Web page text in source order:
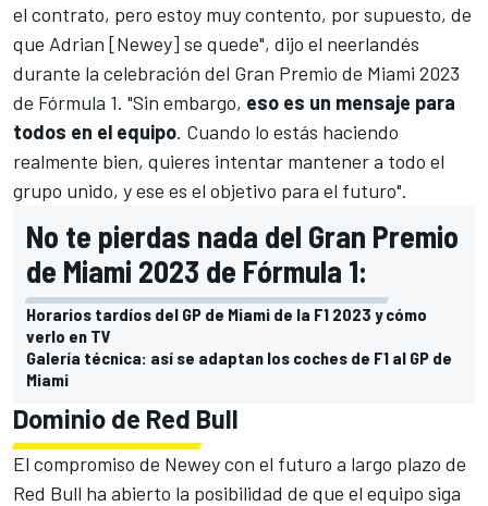
el contrato, pero estoy muy contento, por supuesto, de
que Adrian [Newey] se quede", dijo el neerlandés
durante la celebración del Gran Premio de Miami 2023
de Fórmula 1. "Sin embargo, eso es un mensaje para
todos en el equipo. Cuando lo estás haciendo
realmente bien, quieres intentar mantener a todo el
grupo unido, y ese es el objetivo para el futuro".
No te pierdas nada del Gran Premio
de Miami 2023 de Fórmula 1:
Horarios tardíos del GP de Miami de la F1 2023 y cómo
verlo en TV
Galería técnica: así se adaptan los coches de F1 al GP de
Miami
Dominio de Red Bull
El compromiso de Newey con el futuro a largo plazo de
Red Bull ha abierto la posibilidad de que el equipo siga